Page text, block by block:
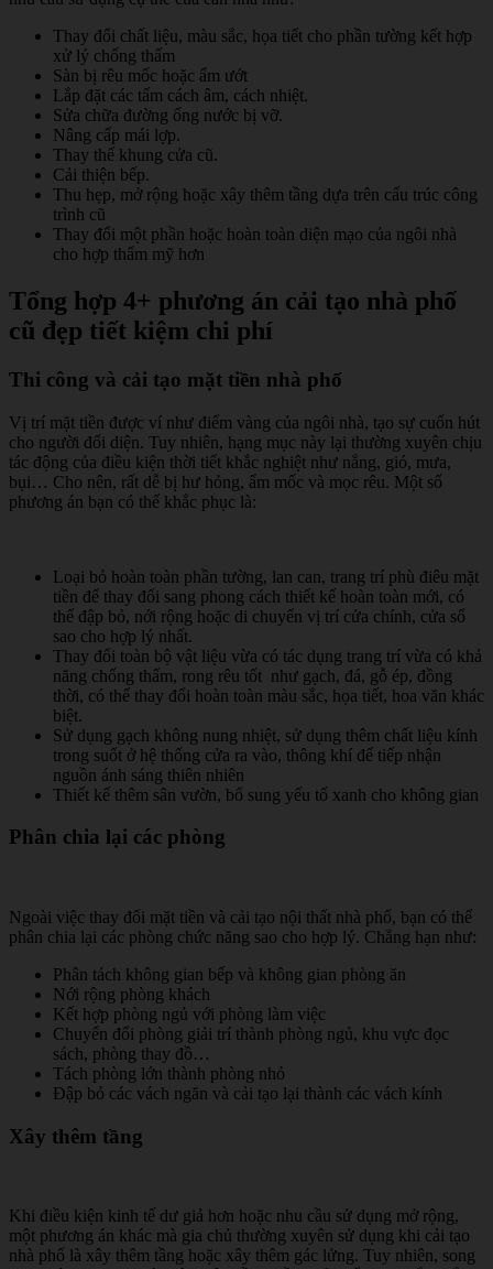
Thay đổi chất liệu, màu sắc, họa tiết cho phần tường kết hợp
xử lý chống thấm
Sàn bị rêu mốc hoặc ẩm ướt
Lắp đặt các tấm cách âm, cách nhiệt.
Sửa chữa đường ống nước bị vỡ.
Nâng cấp mái lợp.
Thay thế khung cửa cũ.
Cải thiện bếp.
Thu hẹp, mở rộng hoặc xây thêm tầng dựa trên cấu trúc công
trình cũ
Thay đổi một phần hoặc hoàn toàn diện mạo của ngôi nhà
cho hợp thẩm mỹ hơn
Tổng hợp 4+ phương án cải tạo nhà phố
cũ đẹp tiết kiệm chi phí
Thi công và cải tạo mặt tiền nhà phố
Vị trí mặt tiền được ví như điểm vàng của ngôi nhà, tạo sự cuốn hút
cho người đối diện. Tuy nhiên, hạng mục này lại thường xuyên chịu
tác động của điều kiện thời tiết khắc nghiệt như nắng, gió, mưa,
bụi… Cho nên, rất dễ bị hư hỏng, ẩm mốc và mọc rêu. Một số
phương án bạn có thể khắc phục là:
Loại bỏ hoàn toàn phần tường, lan can, trang trí phù điêu mặt
tiền để thay đổi sang phong cách thiết kế hoàn toàn mới, có
thể đập bỏ, nới rộng hoặc di chuyển vị trí cửa chính, cửa sổ
sao cho hợp lý nhất.
Thay đổi toàn bộ vật liệu vừa có tác dụng trang trí vừa có khả
năng chống thấm, rong rêu tốt như gạch, đá, gỗ ép, đồng
thời, có thể thay đổi hoàn toàn màu sắc, họa tiết, hoa văn khác
biệt.
Sử dụng gạch không nung nhiệt, sử dụng thêm chất liệu kính
trong suốt ở hệ thống cửa ra vào, thông khí để tiếp nhận
nguồn ánh sáng thiên nhiên
Thiết kế thêm sân vườn, bổ sung yếu tố xanh cho không gian
Phân chia lại các phòng
Ngoài việc thay đổi mặt tiền và cải tạo nội thất nhà phố, bạn có thể
phân chia lại các phòng chức năng sao cho hợp lý. Chẳng hạn như:
Phân tách không gian bếp và không gian phòng ăn
Nới rộng phòng khách
Kết hợp phòng ngủ với phòng làm việc
Chuyển đổi phòng giải trí thành phòng ngủ, khu vực đọc
sách, phòng thay đồ…
Tách phòng lớn thành phòng nhỏ
Đập bỏ các vách ngăn và cải tạo lại thành các vách kính
Xây thêm tầng
Khi điều kiện kinh tế dư giả hơn hoặc nhu cầu sử dụng mở rộng,
một phương án khác mà gia chủ thường xuyên sử dụng khi cải tạo
nhà phố là xây thêm tầng hoặc xây thêm gác lửng. Tuy nhiên, song